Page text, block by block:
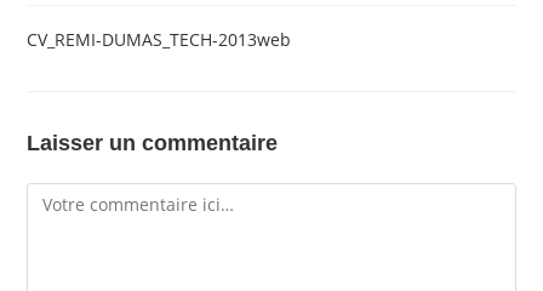
CV_REMI-DUMAS_TECH-2013web
Laisser un commentaire